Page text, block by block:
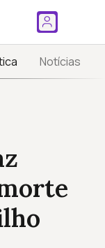
Notícias